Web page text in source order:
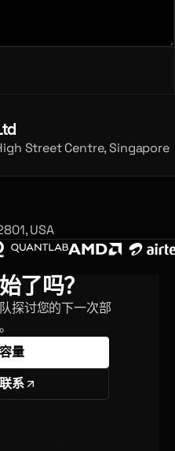
Street Centre, Singapore
USA
了吗？
探讨您的下一次部
量
系